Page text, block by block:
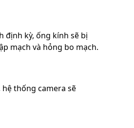
định kỳ, ống kính sẽ bị
mạch và hỏng bo mạch.
thống camera sẽ